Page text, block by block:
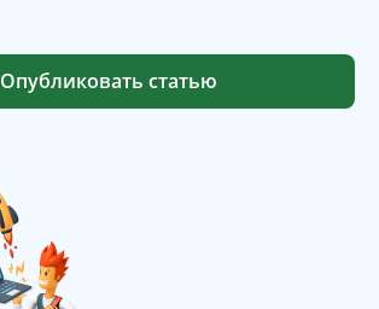
Опубликовать статью